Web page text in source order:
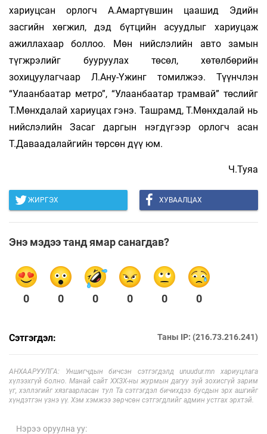
хариуцсан орлогч А.Амартүвшин цаашид Эдийн
засгийн хөгжил, дэд бүтцийн асуудлыг хариуцаж
ажиллахаар боллоо. Мөн нийслэлийн авто замын
түгжрэлийг бууруулах төсөл, хөтөлбөрийн
зохицуулагчаар Л.Ану-Үжинг томилжээ. Түүнчлэн
“Улаанбаатар метро”, “Улаанбаатар трамвай” төслийг
Т.Мөнхдалай хариуцах гэнэ. Ташрамд, Т.Мөнхдалай нь
нийслэлийн Засаг даргын нэгдүгээр орлогч асан
Т.Даваадалайгийн төрсөн дүү юм.
Ч.Туяа
ЖИРГЭХ ХУВААЛЦАХ
Энэ мэдээ танд ямар санагдав?
0 0 0 0 0 0
Сэтгэгдэл: Таны IP: (216.73.216.241)
АНХААРУУЛГА: Уншигчдын бичсэн сэтгэгдэлд unuudur.mn хариуцлага
хүлээхгүй болно. Манай сайт ХХЗХ-ны журмын дагуу зүй зохисгүй зарим
үг, хэллэгийг хязгаарласан тул Та сэтгэгдэл бичихдээ бусдын эрх ашгийг
хүндэтгэн үзнэ үү. Хэм хэмжээ зөрчсөн сэтгэгдлийг админ устгах эрхтэй.